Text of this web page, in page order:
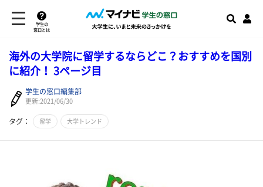
学生の
窓口とは
海外の大学院に留学するならどこ？おすすめを国別
に紹介！ 3ページ目
学生の窓口編集部
更新:2021/06/30
タグ： 留学 大学トレンド